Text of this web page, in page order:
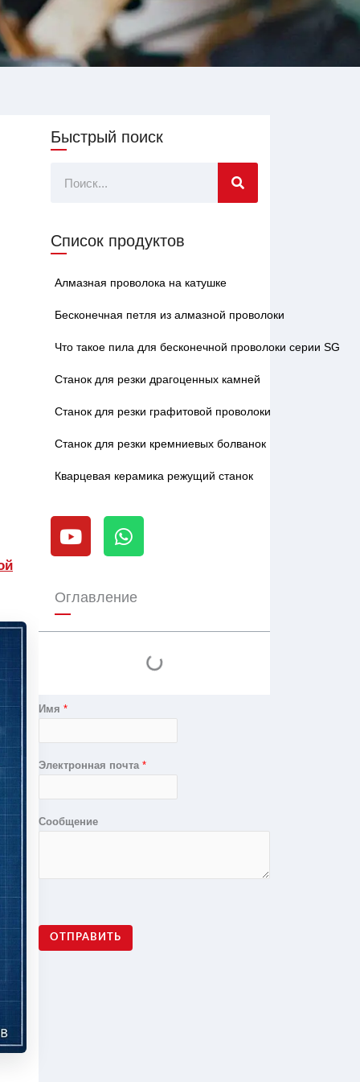
Быстрый поиск
Поиск
Список продуктов
Алмазная проволока на катушке
Бесконечная петля из алмазной проволоки
Что такое пила для бесконечной проволоки серии SG
Станок для резки драгоценных камней
Станок для резки графитовой проволоки
Станок для резки кремниевых болванок
Кварцевая керамика режущий станок
Y
o
u
u
b
e
W
h
a
s
p
Оглавление
Имя*
Электронная почта*
Сообщение
ОТПРАВИТЬ